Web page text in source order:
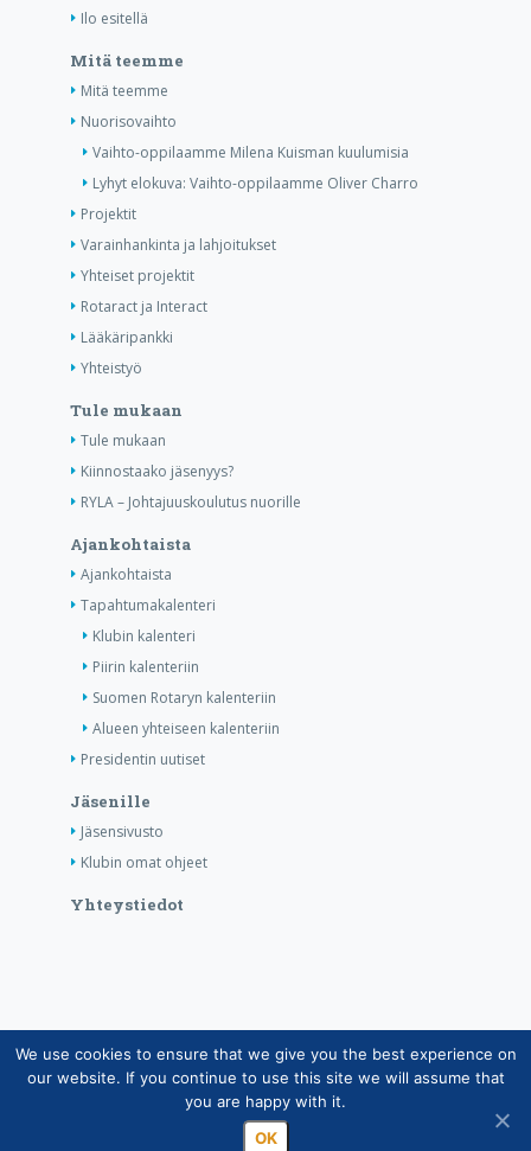
Ilo esitellä
Mitä teemme
Mitä teemme
Nuorisovaihto
Vaihto-oppilaamme Milena Kuisman kuulumisia
Lyhyt elokuva: Vaihto-oppilaamme Oliver Charro
Projektit
Varainhankinta ja lahjoitukset
Yhteiset projektit
Rotaract ja Interact
Lääkäripankki
Yhteistyö
Tule mukaan
Tule mukaan
Kiinnostaako jäsenyys?
RYLA – Johtajuuskoulutus nuorille
Ajankohtaista
Ajankohtaista
Tapahtumakalenteri
Klubin kalenteri
Piirin kalenteriin
Suomen Rotaryn kalenteriin
Alueen yhteiseen kalenteriin
Presidentin uutiset
Jäsenille
Jäsensivusto
Klubin omat ohjeet
Yhteystiedot
Copyright © Suomen Rotarypalvelu ry 2026 |
Jäsentietojärjestelmän tietosuojaseloste|Henkilötietojen
käsittely Rotarytoiminnassa
We use cookies to ensure that we give you the best experience on
our website. If you continue to use this site we will assume that
you are happy with it.
OK